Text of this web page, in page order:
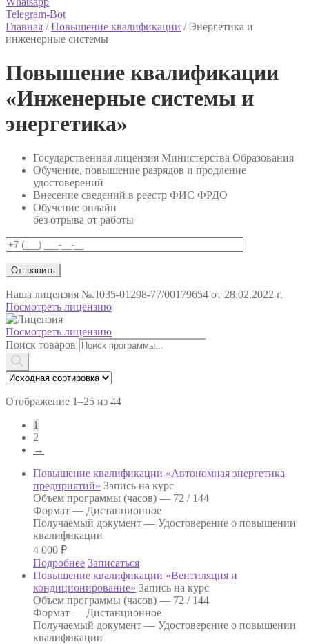
Telegram-Bot
Главная /Повышение квалификации / Энергетика и
инженерные системы
Повышение квалификации
«Инженерные системы и
энергетика»
Государственная лицензия Министерства Образования
Обучение, повышение разрядов и продление
удостоверений
Внесение сведений в реестр ФИС ФРДО
Обучение онлайн
без отрыва от работы
Наша лицензия №Л035-01298-77/00179654 от 28.02.2022 г.
Посмотреть лицензию
Посмотреть лицензию
Поиск товаров
Отображение 1–25 из 44
1
2
→
Повышение квалификации «Автономная энергетика
предприятий» Запись на курс
Объем программы (часов) — 72 / 144
Формат — Дистанционное
Получаемый документ — Удостоверение о повышении
квалификации
4 000 ₽
Подробнее Записаться
Повышение квалификации «Вентиляция и
кондиционирование» Запись на курс
Объем программы (часов) — 72 / 144
Формат — Дистанционное
Получаемый документ — Удостоверение о повышении
квалификации